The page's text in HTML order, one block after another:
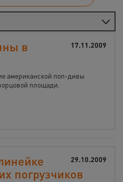
17.11.2009
в
американской поп-дивы
площади.
29.10.2009
погрузчиков